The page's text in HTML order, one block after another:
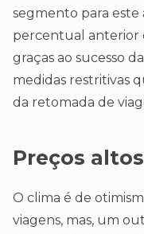
segmento para este
percentual anterior
graças ao sucesso
medidas restritivas
da retomada de
Preços altos
O clima é de
viagens, mas, um